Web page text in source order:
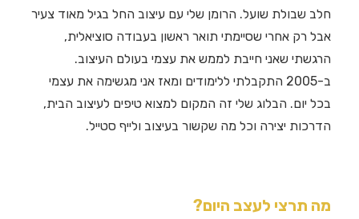
חלב שבולת שועל. הרומן שלי עם עיצוב החל בגיל מאוד צעיר
אבל רק אחרי שסיימתי תואר ראשון בעבודה סוציאלית,
הרגשתי שאני חייבת לממש את עצמי בעולם העיצוב.
ב-2005 התקבלתי ללימודים ומאז אני מגשימה את עצמי
בכל יום. הבלוג שלי זה המקום למצוא טיפים לעיצוב הבית,
הדרכות יצירה וכל מה שקשור בעיצוב ולייף סטייל.
מה תרצי לעצב היום?